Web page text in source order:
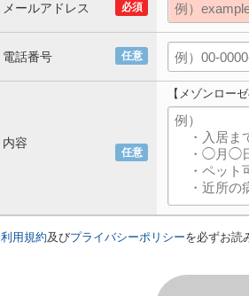
必須
メールアドレス
任意
電話番号
任意
内容
【メゾンロー
利用規約及びプライバシーポリシーを必ずお読